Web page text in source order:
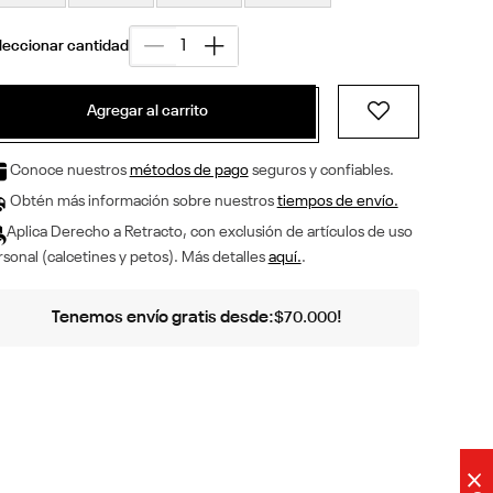
×
Agregar al carrito
Conoce nuestros métodos de pagoseguros y confiables.
Obtén más información sobre nuestros tiempos de envío.
Aplica Derecho a Retracto, con exclusión de artículos de uso
(calcetines y petos). Más detalles aquí..
Tenemos envío gratis desde:$70.000!